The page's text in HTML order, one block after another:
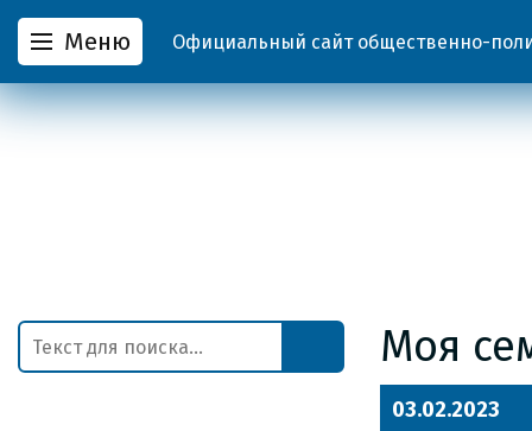
Меню Официальный сайт общественно-
Моя
03.02.2023